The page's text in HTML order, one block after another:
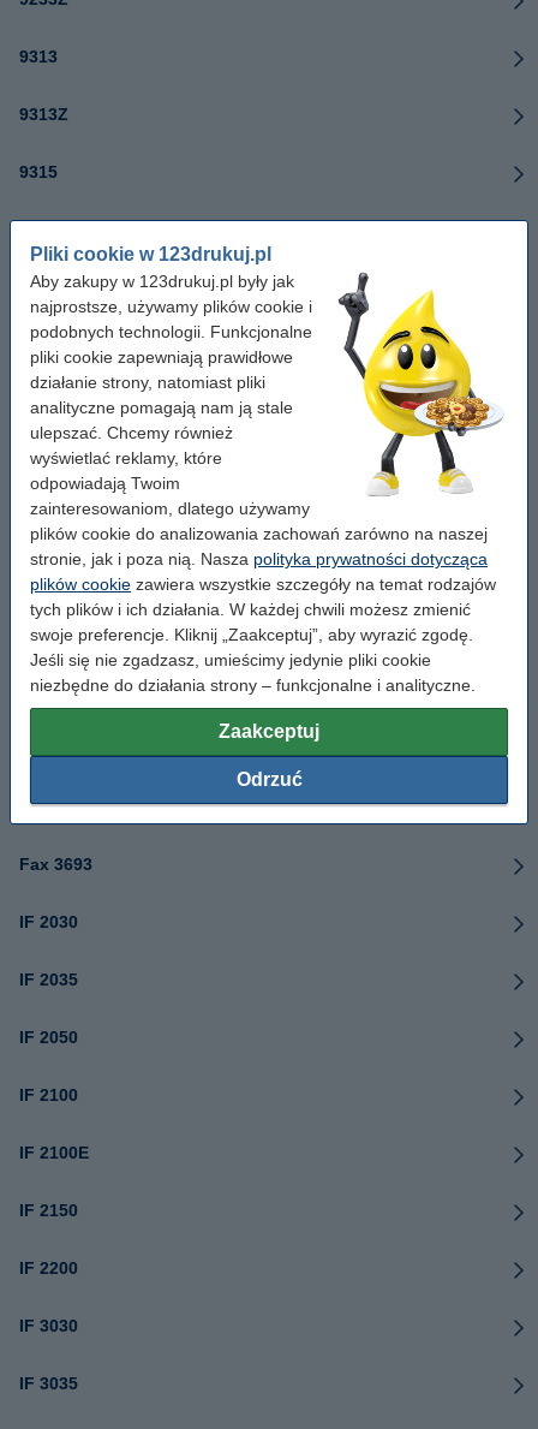
Pliki cookie w 123drukuj.pl
Aby zakupy w 123drukuj.pl były jak
najprostsze, używamy plików cookie i
podobnych technologii. Funkcjonalne
pliki cookie zapewniają prawidłowe
działanie strony, natomiast pliki
analityczne pomagają nam ją stale
ulepszać. Chcemy również
wyświetlać reklamy, które
odpowiadają Twoim
zainteresowaniom, dlatego używamy
plików cookie do analizowania zachowań zarówno na naszej
stronie, jak i poza nią. Nasza polityka prywatności dotycząca
plików cookie zawiera wszystkie szczegóły na temat rodzajów
tych plików i ich działania. W każdej chwili możesz zmienić
swoje preferencje. Kliknij „Zaakceptuj”, aby wyrazić zgodę.
Jeśli się nie zgadzasz, umieścimy jedynie pliki cookie
niezbędne do działania strony – funkcjonalne i analityczne.
Zaakceptuj
Odrzuć
9313
9313Z
9315
9322
9345DZ
9355DZ
9365DZ
9407
A080
EF3000
Fax 3683
Fax 3684
Fax 3693
IF 2030
IF 2035
IF 2050
IF 2100
IF 2100E
IF 2150
IF 2200
IF 3030
IF 3035